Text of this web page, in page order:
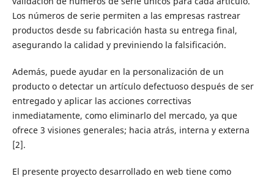
Los números de serie permiten a las empresas rastrear
productos desde su fabricación hasta su entrega final,
asegurando la calidad y previniendo la falsificación.
Además, puede ayudar en la personalización de un
producto o detectar un artículo defectuoso después de ser
entregado y aplicar las acciones correctivas
inmediatamente, como eliminarlo del mercado, ya que
ofrece 3 visiones generales; hacia atrás, interna y externa
[2].
El presente proyecto desarrollado en web tiene como